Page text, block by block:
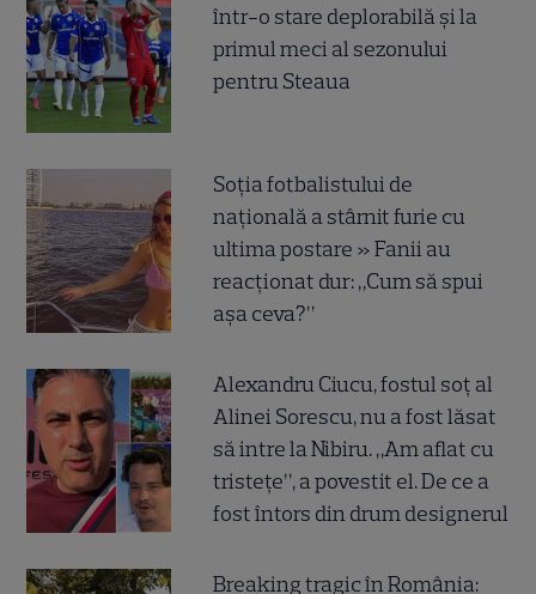
într-o stare deplorabilă și la
primul meci al sezonului
pentru Steaua
Soția fotbalistului de
națională a stârnit furie cu
ultima postare » Fanii au
reacționat dur: „Cum să spui
așa ceva?”
Alexandru Ciucu, fostul soț al
Alinei Sorescu, nu a fost lăsat
să intre la Nibiru. „Am aflat cu
tristețe”, a povestit el. De ce a
fost întors din drum designerul
Breaking tragic în România: